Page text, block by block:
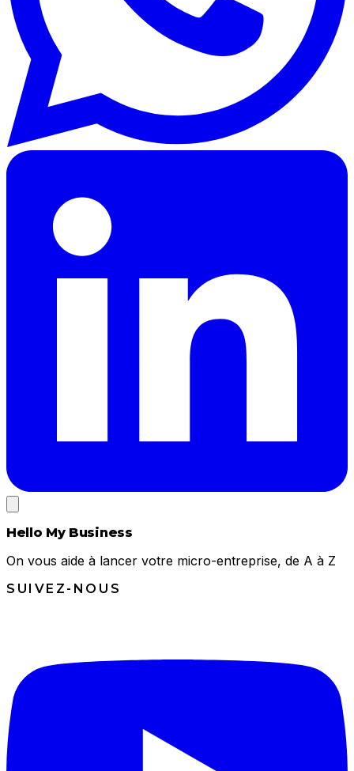
Hello My Business
On vous aide à lancer votre micro-entreprise, de A à Z
SUIVEZ-NOUS